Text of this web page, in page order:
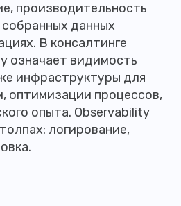
производительность
данных
В консалтинге
означает видимость
инфраструктуры для
оптимизации процессов,
опыта. Observability
логирование,